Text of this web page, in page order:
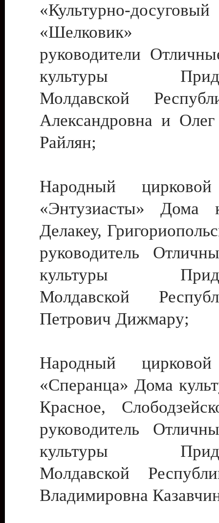
«Культурно-
«Шелковик»
руководители
культуры
Молдавской
Александровна и
Райлян;
Народный цирковой
«Энтузиасты» Дома
Делакеу,
руководитель
культуры
Молдавской
Петрович Дижмару;
Народный цирковой
«Сперанца» Дома
Красное,
руководитель
культуры
Молдавской
Владимировна